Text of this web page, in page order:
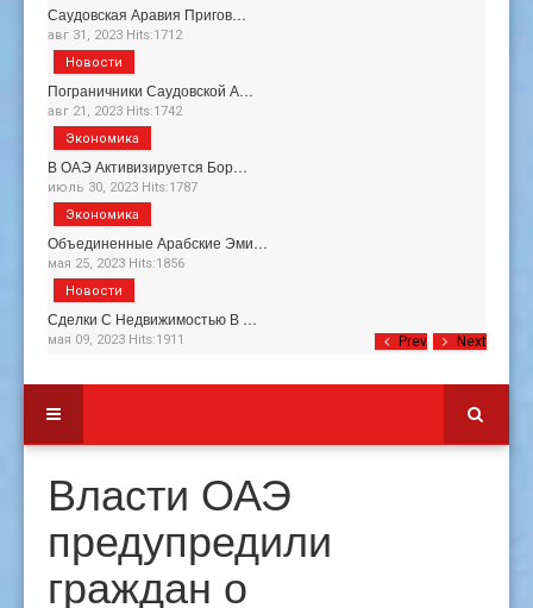
Prev Next
Саудовская Аравия Пригов…
авг 31, 2023 Hits:1712
Пограничники Саудовской А…
авг 21, 2023 Hits:1742
Новости
В ОАЭ Активизируется Бор…
июль 30, 2023 Hits:1787
Экономика
Объединенные Арабские Эми…
мая 25, 2023 Hits:1856
Экономика
Сделки С Недвижимостью В …
мая 09, 2023 Hits:1911
Новости
Власти ОАЭ
предупредили
граждан о